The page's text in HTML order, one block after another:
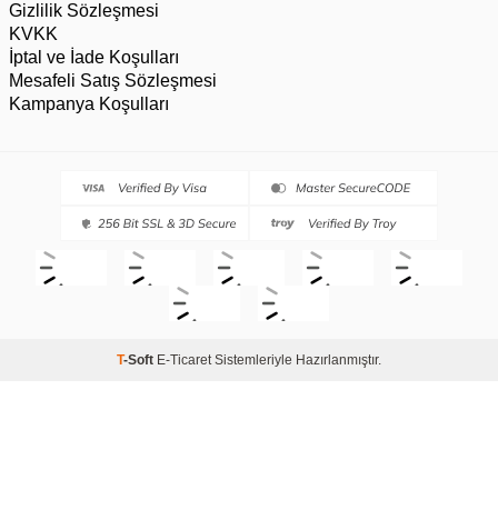
Gizlilik Sözleşmesi
KVKK
İptal ve İade Koşulları
Mesafeli Satış Sözleşmesi
Kampanya Koşulları
T-Soft E-TicaretSistemleriyle Hazırlanmıştır.